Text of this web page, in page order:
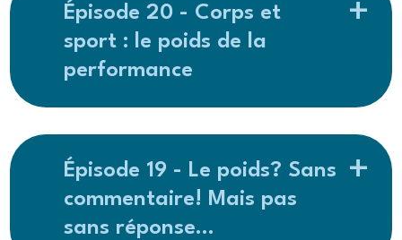
Épisode 20 - Corps et
sport : le poids de la
performance
Épisode 19 - Le poids? Sans
commentaire! Mais pas
sans réponse…